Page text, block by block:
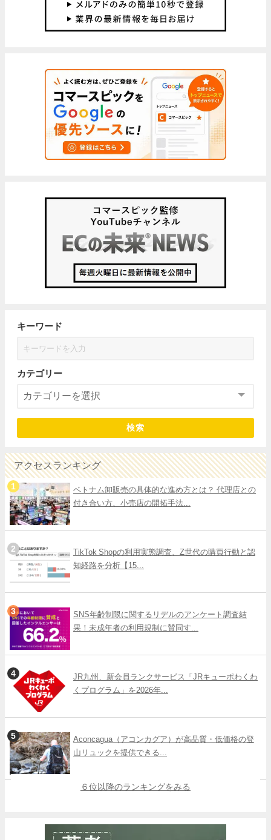
キーワード
カテゴリー
検索
アクセスランキング
ベトナム卸販売の具体的な進め方とは？ 代理店との
付き合い方、小売店の開拓手法...
TikTok Shopの利用実態調査、Z世代の購買行動と認
知経路を分析【15...
SNS年齢制限に関するリデルのアンケート調査結
果！未成年者の利用規制に賛同す...
JR九州、新会員ランクサービス「JRキューポわくわ
くプログラム」を2026年...
Aconcagua（アコンカグア）が高品質・低価格の登
山リュックを提供できる...
６位以降のランキングをみる